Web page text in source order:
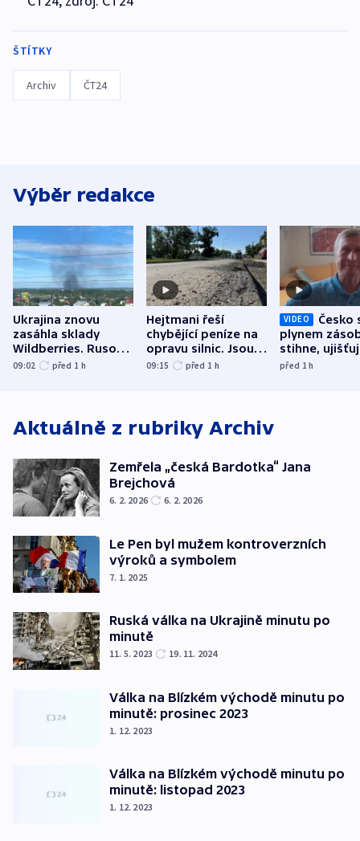
ŠTÍTKY
Archiv ČT24
Výběr redakce
Ukrajina znovu
zasáhla sklady
Wildberries. Rusové
útočili v Charkovské
09:02 před 1 h
Hejtmani řeší
chybějící peníze na
opravu silnic. Jsou
nenárokové, namítá
09:15 před 1 h
VIDEO
Česko
plynem
stihne,
expert.
před 1h
Aktuálně z rubriky Archiv
Zemřela „česká Bardotka“ Jana
Brejchová
6. 2. 2026 6. 2. 2026
Le Pen byl mužem kontroverzních
výroků a symbolem
7. 1. 2025
Ruská válka na Ukrajině minutu po
minutě
11. 5. 2023 19. 11. 2024
Válka na Blízkém východě minutu po
minutě: prosinec 2023
1. 12. 2023
Válka na Blízkém východě minutu po
minutě: listopad 2023
1. 12. 2023